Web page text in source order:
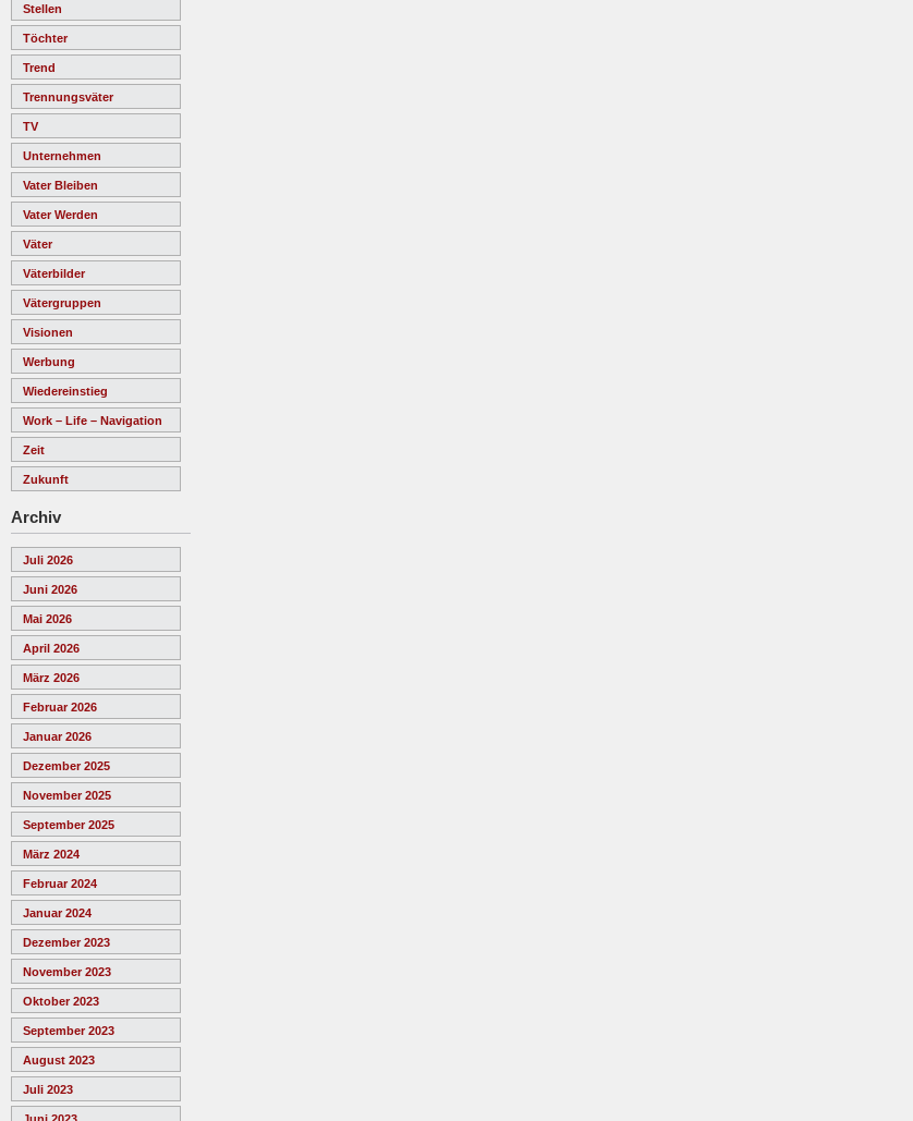
Stellen
Töchter
Trend
Trennungsväter
TV
Unternehmen
Vater Bleiben
Vater Werden
Väter
Väterbilder
Vätergruppen
Visionen
Werbung
Wiedereinstieg
Work – Life – Navigation
Zeit
Zukunft
Archiv
Juli 2026
Juni 2026
Mai 2026
April 2026
März 2026
Februar 2026
Januar 2026
Dezember 2025
November 2025
September 2025
März 2024
Februar 2024
Januar 2024
Dezember 2023
November 2023
Oktober 2023
September 2023
August 2023
Juli 2023